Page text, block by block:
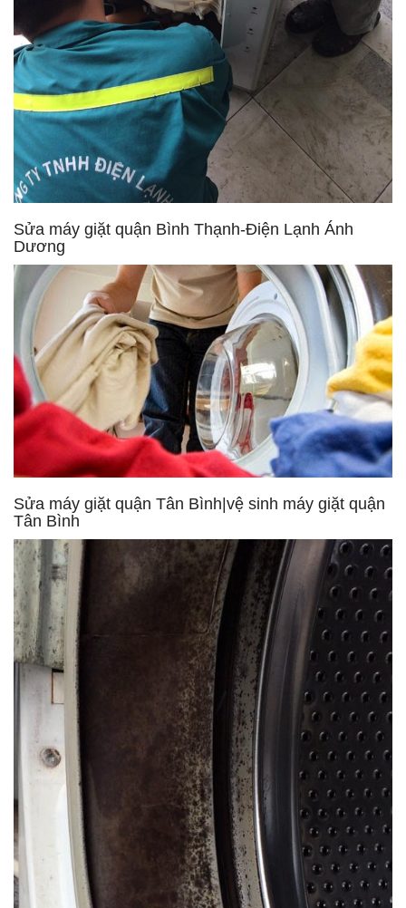
Sửa máy giặt quận Bình Thạnh-Điện Lạnh Ánh
Dương
Sửa máy giặt quận Tân Bình|vệ sinh máy giặt quận
Tân Bình